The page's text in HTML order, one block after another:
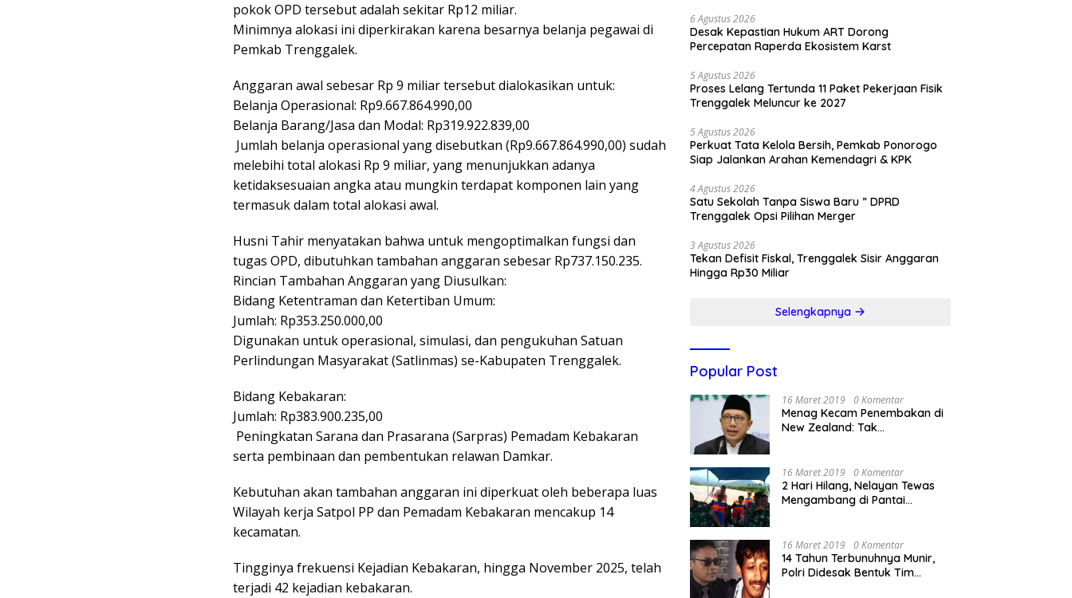
pokok OPD tersebut adalah sekitar Rp12 miliar.
Minimnya alokasi ini diperkirakan karena besarnya belanja pegawai di
Pemkab Trenggalek.
​Anggaran awal sebesar Rp 9 miliar tersebut dialokasikan untuk:
​Belanja Operasional: Rp9.667.864.990,00
​Belanja Barang/Jasa dan Modal: Rp319.922.839,00
​ Jumlah belanja operasional yang disebutkan (Rp9.667.864.990,00) sudah
melebihi total alokasi Rp 9 miliar, yang menunjukkan adanya
ketidaksesuaian angka atau mungkin terdapat komponen lain yang
termasuk dalam total alokasi awal.
​Husni Tahir menyatakan bahwa untuk mengoptimalkan fungsi dan
tugas OPD, dibutuhkan tambahan anggaran sebesar Rp737.150.235.
​Rincian Tambahan Anggaran yang Diusulkan:
​Bidang Ketentraman dan Ketertiban Umum:
​Jumlah: Rp353.250.000,00
Digunakan untuk operasional, simulasi, dan pengukuhan Satuan
Perlindungan Masyarakat (Satlinmas) se-Kabupaten Trenggalek.
​Bidang Kebakaran:
​Jumlah: Rp383.900.235,00
​ Peningkatan Sarana dan Prasarana (Sarpras) Pemadam Kebakaran
serta pembinaan dan pembentukan relawan Damkar.
​Kebutuhan akan tambahan anggaran ini diperkuat oleh beberapa luas
Wilayah kerja Satpol PP dan Pemadam Kebakaran mencakup 14
kecamatan.
​Tingginya frekuensi Kejadian Kebakaran, hingga November 2025, telah
terjadi 42 kejadian kebakaran.
6 Agustus 2026
Desak Kepastian Hukum ART Dorong
Percepatan Raperda Ekosistem Karst
5 Agustus 2026
Proses Lelang Tertunda 11 Paket Pekerjaan Fisik
Trenggalek Meluncur ke 2027
5 Agustus 2026
Perkuat Tata Kelola Bersih, Pemkab Ponorogo
Siap Jalankan Arahan Kemendagri & KPK
4 Agustus 2026
Satu Sekolah Tanpa Siswa Baru ” DPRD
Trenggalek Opsi Pilihan Merger
3 Agustus 2026
Tekan Defisit Fiskal, Trenggalek Sisir Anggaran
Hingga Rp30 Miliar
Selengkapnya
Popular Post
16 Maret 2019 0 Komentar
Menag Kecam Penembakan di
New Zealand: Tak
16 Maret 2019 0 Komentar
2 Hari Hilang, Nelayan Tewas
Mengambang di Pantai
16 Maret 2019 0 Komentar
14 Tahun Terbunuhnya Munir,
Polri Didesak Bentuk Tim